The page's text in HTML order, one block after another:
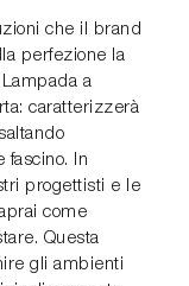
che il brand
perfezione la
a
caratterizzerà
In
progettisti e le
come
Questa
gli ambienti